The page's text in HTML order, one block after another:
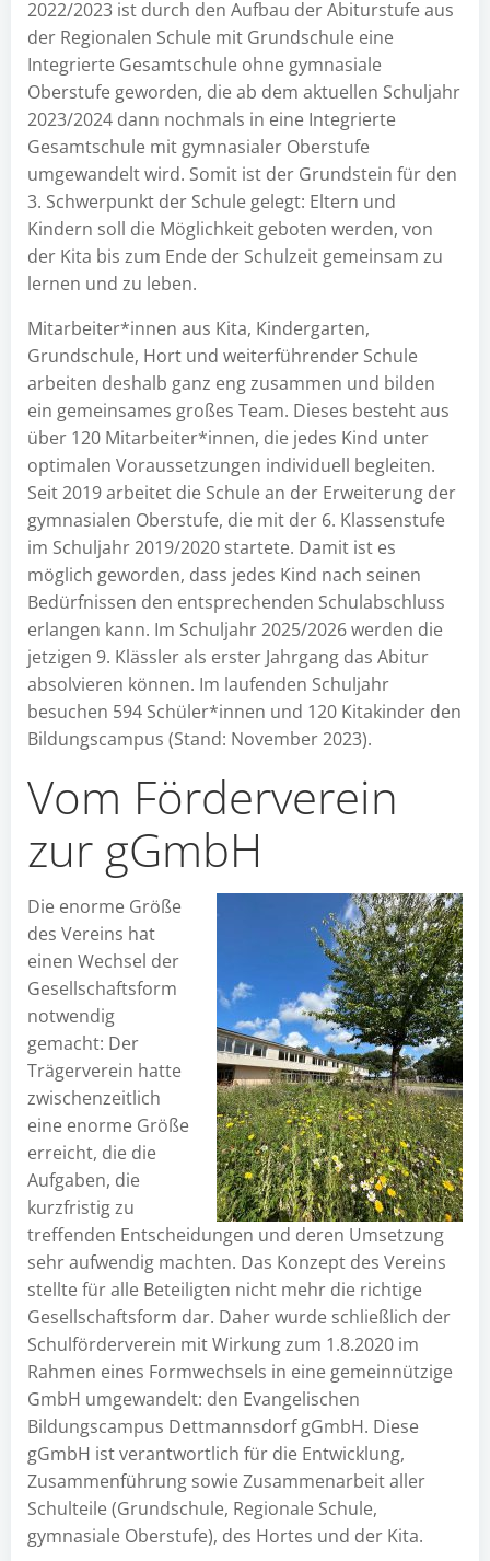
2022/2023 ist durch den Aufbau der Abiturstufe aus
der Regionalen Schule mit Grundschule eine
Integrierte Gesamtschule ohne gymnasiale
Oberstufe geworden, die ab dem aktuellen Schuljahr
2023/2024 dann nochmals in eine Integrierte
Gesamtschule mit gymnasialer Oberstufe
umgewandelt wird. Somit ist der Grundstein für den
3. Schwerpunkt der Schule gelegt: Eltern und
Kindern soll die Möglichkeit geboten werden, von
der Kita bis zum Ende der Schulzeit gemeinsam zu
lernen und zu leben.
Mitarbeiter*innen aus Kita, Kindergarten,
Grundschule, Hort und weiterführender Schule
arbeiten deshalb ganz eng zusammen und bilden
ein gemeinsames großes Team. Dieses besteht aus
über 120 Mitarbeiter*innen, die jedes Kind unter
optimalen Voraussetzungen individuell begleiten.
Seit 2019 arbeitet die Schule an der Erweiterung der
gymnasialen Oberstufe, die mit der 6. Klassenstufe
im Schuljahr 2019/2020 startete. Damit ist es
möglich geworden, dass jedes Kind nach seinen
Bedürfnissen den entsprechenden Schulabschluss
erlangen kann. Im Schuljahr 2025/2026 werden die
jetzigen 9. Klässler als erster Jahrgang das Abitur
absolvieren können. Im laufenden Schuljahr
besuchen 594 Schüler*innen und 120 Kitakinder den
Bildungscampus (Stand: November 2023).
Vom Förderverein
zur gGmbH
Die enorme Größe
des Vereins hat
einen Wechsel der
Gesellschaftsform
notwendig
gemacht: Der
Trägerverein hatte
zwischenzeitlich
eine enorme Größe
erreicht, die die
Aufgaben, die
kurzfristig zu
treffenden Entscheidungen und deren Umsetzung
sehr aufwendig machten. Das Konzept des Vereins
stellte für alle Beteiligten nicht mehr die richtige
Gesellschaftsform dar. Daher wurde schließlich der
Schulförderverein mit Wirkung zum 1.8.2020 im
Rahmen eines Formwechsels in eine gemeinnützige
GmbH umgewandelt: den Evangelischen
Bildungscampus Dettmannsdorf gGmbH. Diese
gGmbH ist verantwortlich für die Entwicklung,
Zusammenführung sowie Zusammenarbeit aller
Schulteile (Grundschule, Regionale Schule,
gymnasiale Oberstufe), des Hortes und der Kita.